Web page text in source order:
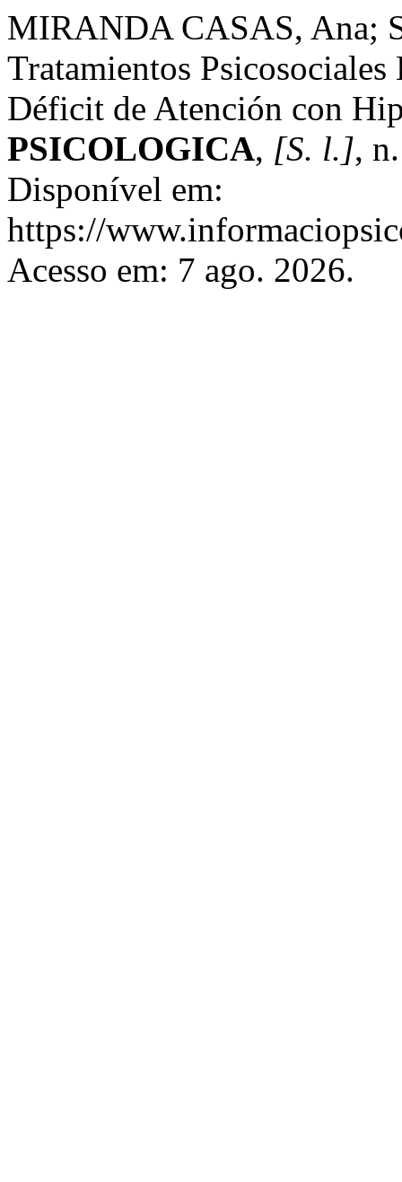
MIRANDA CASAS, Ana;
Tratamientos
Déficit de Atención con
PSICOLOGICA, [S. l.],
Disponível em:
https://
Acesso em: 7 ago. 2026.